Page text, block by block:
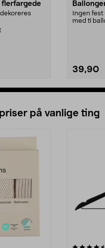
Ingen
med ti
39,90
på vanlige ting